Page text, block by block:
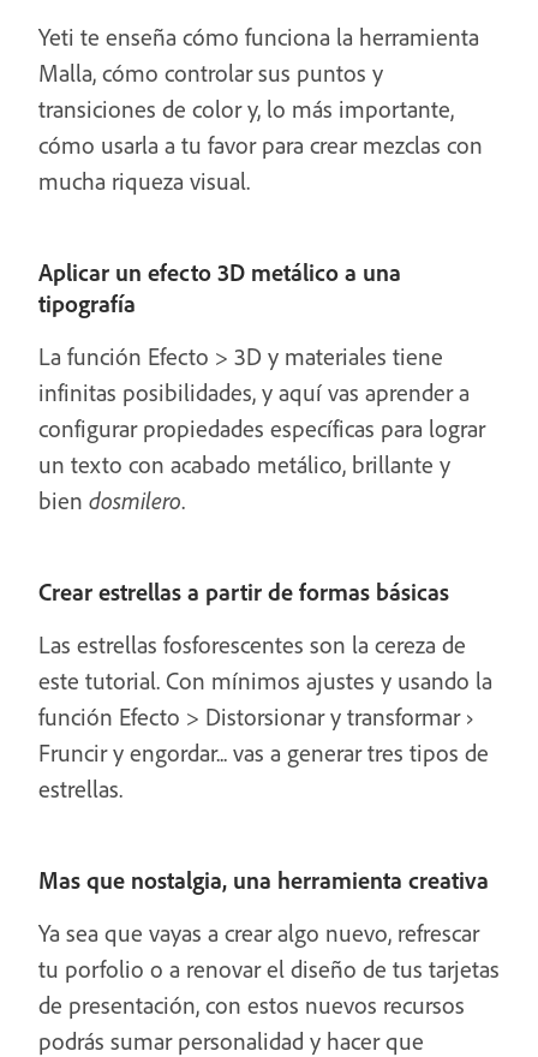
Yeti te enseña cómo funciona la herramienta
Malla, cómo controlar sus puntos y
transiciones de color y, lo más importante,
cómo usarla a tu favor para crear mezclas con
mucha riqueza visual.
Aplicar un efecto 3D metálico a una
tipografía
La función Efecto > 3D y materiales tiene
infinitas posibilidades, y aquí vas aprender a
configurar propiedades específicas para lograr
un texto con acabado metálico, brillante y
bien dosmilero.
Crear estrellas a partir de formas básicas
Las estrellas fosforescentes son la cereza de
este tutorial. Con mínimos ajustes y usando la
función Efecto > Distorsionar y transformar ›
Fruncir y engordar... vas a generar tres tipos de
estrellas.
Mas que nostalgia, una herramienta creativa
Ya sea que vayas a crear algo nuevo, refrescar
tu porfolio o a renovar el diseño de tus tarjetas
de presentación, con estos nuevos recursos
podrás sumar personalidad y hacer que